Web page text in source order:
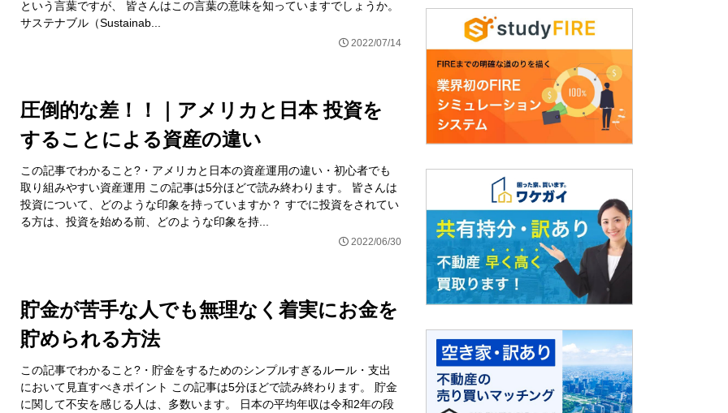
という言葉ですが、 皆さんはこの言葉の意味を知っていますでしょうか。
サステナブル（Sustainab...
2022/07/14
圧倒的な差！！｜アメリカと日本 投資を
することによる資産の違い
この記事でわかること?・アメリカと日本の資産運用の違い・初心者でも
取り組みやすい資産運用 この記事は5分ほどで読み終わります。 皆さんは
投資について、どのような印象を持っていますか？ すでに投資をされてい
る方は、投資を始める前、どのような印象を持...
2022/06/30
貯金が苦手な人でも無理なく着実にお金を
貯められる方法
この記事でわかること?・貯金をするためのシンプルすぎるルール・支出
において見直すべきポイント この記事は5分ほどで読み終わります。 貯金
に関して不安を感じる人は、多数います。 日本の平均年収は令和2年の段